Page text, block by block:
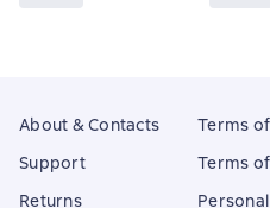
About & Contacts
Support
Returns
Terms
Terms